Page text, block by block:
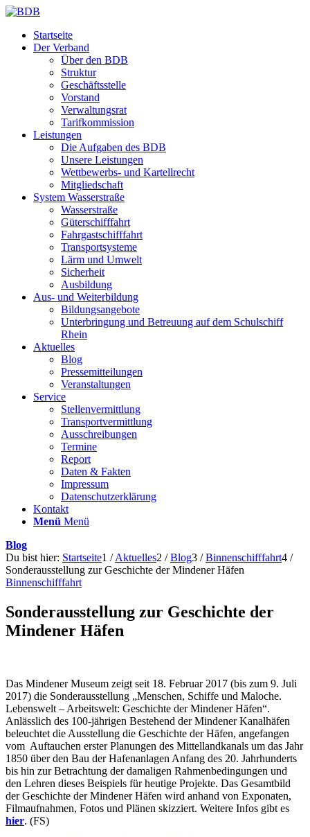
Startseite
Der Verband
Über den BDB
Struktur
Geschäftsstelle
Vorstand
Verwaltungsrat
Tarifkommission
Leistungen
Die Aufgaben des BDB
Unsere Leistungen
Wettbewerbs- und Kartellrecht
Mitgliedschaft
System Wasserstraße
Wasserstraße
Güterschifffahrt
Fahrgastschifffahrt
Transportsysteme
Lärm und Umwelt
Sicherheit
Ausbildung
Aus- und Weiterbildung
Bildungsangebote
Unterbringung und Betreuung auf dem Schulschiff
Rhein
Aktuelles
Blog
Pressemitteilungen
Veranstaltungen
Service
Stellenvermittlung
Transportvermittlung
Ausschreibungen
Termine
Report
Daten & Fakten
Impressum
Datenschutzerklärung
Kontakt
Menü Menü
Blog
Du bist hier: Startseite1 / Aktuelles2 / Blog3 / Binnenschifffahrt4 /
Sonderausstellung zur Geschichte der Mindener Häfen
Binnenschifffahrt
Sonderausstellung zur Geschichte der
Mindener Häfen
Das Mindener Museum zeigt seit 18. Februar 2017 (bis zum 9. Juli
2017) die Sonderausstellung „Menschen, Schiffe und Maloche.
Lebenswelt – Arbeitswelt: Geschichte der Mindener Häfen“.
Anlässlich des 100-jährigen Bestehend der Mindener Kanalhäfen
beleuchtet die Ausstellung die Geschichte der Häfen, angefangen
vom Auftauchen erster Planungen des Mittellandkanals um das Jahr
1850 über den Bau der Hafenanlagen Anfang des 20. Jahrhunderts
bis hin zur Betrachtung der damaligen Rahmenbedingungen und
den Lehren dieses Beispiels für heutige Projekte. Das Gesamtbild
der Geschichte der Mindener Häfen wird anhand von Exponaten,
Filmaufnahmen, Fotos und Plänen skizziert. Weitere Infos gibt es
hier. (FS)